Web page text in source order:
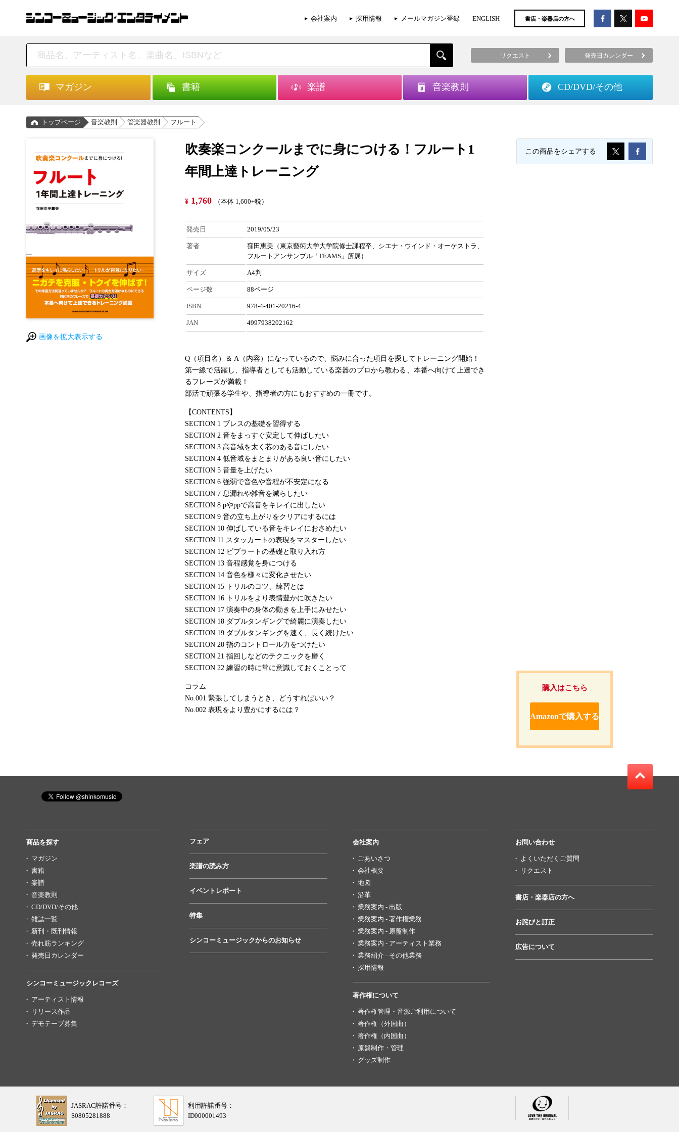
会社案内 採用情報 メールマガジン登録 ENGLISH 書店・楽器店の方へ
リクエスト 発売日カレンダー
マガジン 書籍 楽譜 音楽教則 CD/DVD/その他
トップページ 音楽教則 管楽器教則 フルート
画像を拡大表示する
吹奏楽コンクールまでに身につける！フルート1
年間上達トレーニング
¥ 1,760 （本体 1,600+税）
発売日 2019/05/23
著者
窪田恵美（東京藝術大学大学院修士課程卒、シエナ・ウインド・オーケストラ、
フルートアンサンブル「FEAMS」所属）
サイズ A4判
ページ数 88ページ
ISBN 978-4-401-20216-4
JAN 4997938202162
Q（項目名）＆ A（内容）になっているので、悩みに合った項目を探してトレーニング開始！
第一線で活躍し、指導者としても活動している楽器のプロから教わる、本番へ向けて上達でき
るフレーズが満載！
部活で頑張る学生や、指導者の方にもおすすめの一冊です。
【CONTENTS】
SECTION 1 ブレスの基礎を習得する
SECTION 2 音をまっすぐ安定して伸ばしたい
SECTION 3 高音域を太く芯のある音にしたい
SECTION 4 低音域をまとまりがある良い音にしたい
SECTION 5 音量を上げたい
SECTION 6 強弱で音色や音程が不安定になる
SECTION 7 息漏れや雑音を減らしたい
SECTION 8 pやppで高音をキレイに出したい
SECTION 9 音の立ち上がりをクリアにするには
SECTION 10 伸ばしている音をキレイにおさめたい
SECTION 11 スタッカートの表現をマスターしたい
SECTION 12 ビブラートの基礎と取り入れ方
SECTION 13 音程感覚を身につける
SECTION 14 音色を様々に変化させたい
SECTION 15 トリルのコツ、練習とは
SECTION 16 トリルをより表情豊かに吹きたい
SECTION 17 演奏中の身体の動きを上手にみせたい
SECTION 18 ダブルタンギングで綺麗に演奏したい
SECTION 19 ダブルタンギングを速く、長く続けたい
SECTION 20 指のコントロール力をつけたい
SECTION 21 指回しなどのテクニックを磨く
SECTION 22 練習の時に常に意識しておくことって
コラム
No.001 緊張してしまうとき、どうすればいい？
No.002 表現をより豊かにするには？
購入はこちら
Amazonで購入する
この商品をシェアする
商品を探す
マガジン
書籍
楽譜
音楽教則
CD/DVD/その他
雑誌一覧
新刊・既刊情報
売れ筋ランキング
発売日カレンダー
シンコーミュージックレコーズ
アーティスト情報
リリース作品
デモテープ募集
フェア
楽譜の読み方
イベントレポート
特集
シンコーミュージックからのお知らせ
会社案内
ごあいさつ
会社概要
地図
沿革
業務案内 - 出版
業務案内 - 著作権業務
業務案内 - 原盤制作
業務案内 - アーティスト業務
業務紹介 - その他業務
採用情報
著作権について
著作権管理・音源ご利用について
著作権（外国曲）
著作権（内国曲）
原盤制作・管理
グッズ制作
お問い合わせ
よくいただくご質問
リクエスト
書店・楽器店の方へ
お詫びと訂正
広告について
JASRAC許諾番号：
S0805281888
利用許諾番号：
ID000001493